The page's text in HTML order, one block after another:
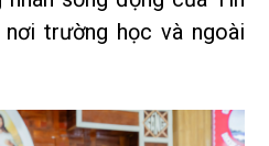
trường học và ngoài